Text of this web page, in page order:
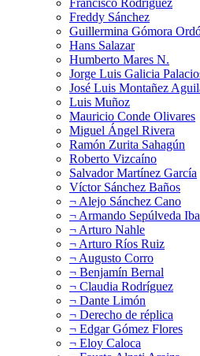
Freddy Sánchez
Guillermina Gómora
Hans Salazar
Humberto Mares N.
Jorge Luis Galicia
José Luis Montañez
Luis Muñoz
Mauricio Conde Olivares
Miguel Ángel Rivera
Ramón Zurita Sahagún
Roberto Vizcaíno
Salvador Martínez García
Víctor Sánchez Baños
¬ Alejo Sánchez Cano
¬ Armando Sepúlveda
¬ Arturo Nahle
¬ Arturo Ríos Ruiz
¬ Augusto Corro
¬ Benjamín Bernal
¬ Claudia Rodríguez
¬ Dante Limón
¬ Derecho de réplica
¬ Edgar Gómez Flores
¬ Eloy Caloca